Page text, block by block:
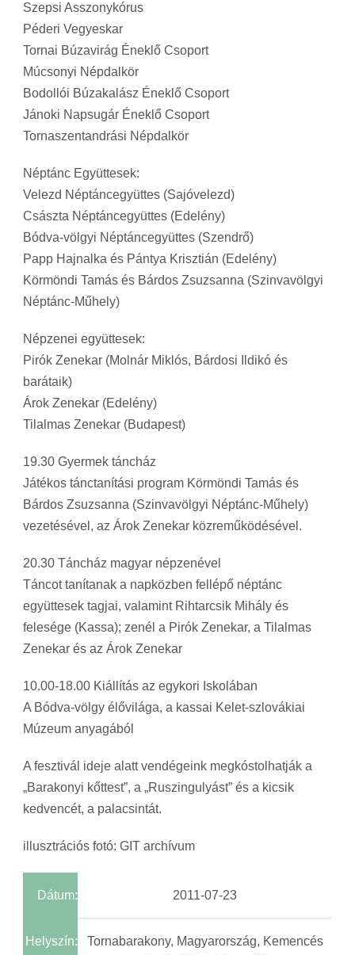
Szepsi Asszonykórus
Péderi Vegyeskar
Tornai Búzavirág Éneklő Csoport
Múcsonyi Népdalkör
Bodollói Búzakalász Éneklő Csoport
Jánoki Napsugár Éneklő Csoport
Tornaszentandrási Népdalkör
Néptánc Együttesek:
Velezd Néptáncegyüttes (Sajóvelezd)
Császta Néptáncegyüttes (Edelény)
Bódva-völgyi Néptáncegyüttes (Szendrő)
Papp Hajnalka és Pántya Krisztián (Edelény)
Körmöndi Tamás és Bárdos Zsuzsanna (Szinvavölgyi
Néptánc-Műhely)
Népzenei együttesek:
Pirók Zenekar (Molnár Miklós, Bárdosi Ildikó és
barátaik)
Árok Zenekar (Edelény)
Tilalmas Zenekar (Budapest)
19.30 Gyermek táncház
Játékos tánctanítási program Körmöndi Tamás és
Bárdos Zsuzsanna (Szinvavölgyi Néptánc-Műhely)
vezetésével, az Árok Zenekar közreműködésével.
20.30 Táncház magyar népzenével
Táncot tanítanak a napközben fellépő néptánc
együttesek tagjai, valamint Rihtarcsik Mihály és
felesége (Kassa); zenél a Pirók Zenekar, a Tilalmas
Zenekar és az Árok Zenekar
10.00-18.00 Kiállítás az egykori Iskolában
A Bódva-völgy élővilága, a kassai Kelet-szlovákiai
Múzeum anyagából
A fesztivál ideje alatt vendégeink megkóstolhatják a
„Barakonyi kőttest”, a „Ruszingulyást” és a kicsik
kedvencét, a palacsintát.
illusztrációs fotó: GIT archívum
Dátum: 2011-07-23
Helyszín:
Tornabarakony, Magyarország, Kemencés